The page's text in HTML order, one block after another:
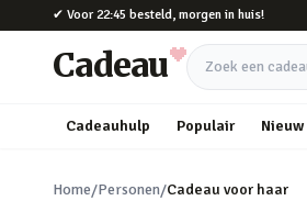
Naar hoofdinhoud
✔ Voor 22:45 besteld, morgen in huis!
Cadeau Zoek een cadeau
Cadeauhulp Populair Nieuw
Home/Personen/Cadeau voor haar